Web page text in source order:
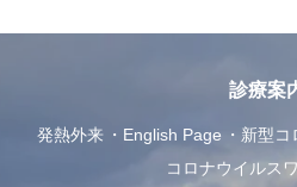
診療案
発熱外来 English Page
新型コ
コロナウイルス